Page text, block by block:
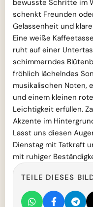
bewusste Schritte im
schenkt Freunden
Gelassenheit und
Eine weiße
ruht auf einer
schimmerndes
fröhlich lächelndes
musikalischen Noten,
und einem kleinen
Leichtigkeit erfüllen.
Akzente im
Lasst uns diesen
Dienstag mit Tatkraft
mit ruhiger
TEILE DIESES